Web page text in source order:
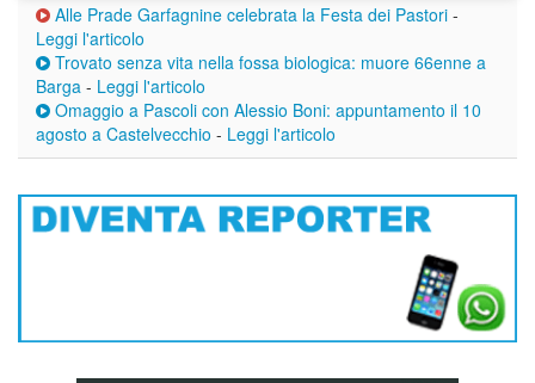
Alle Prade Garfagnine celebrata la Festa dei Pastori -
Leggi l'articolo
Trovato senza vita nella fossa biologica: muore 66enne a
Barga - Leggi l'articolo
Omaggio a Pascoli con Alessio Boni: appuntamento il 10
agosto a Castelvecchio - Leggi l'articolo